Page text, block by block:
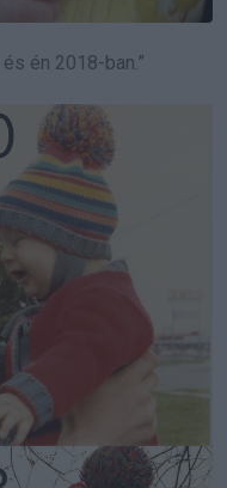
én 2018-ban.”